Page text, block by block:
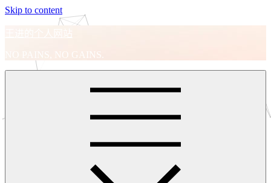
Skip to content
王进的个人网站
NO PAINS, NO GAINS.